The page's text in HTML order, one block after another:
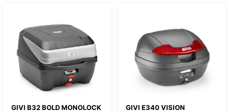
GIVI B32 BOLD MONOLOCK
GIVI E340 VISION